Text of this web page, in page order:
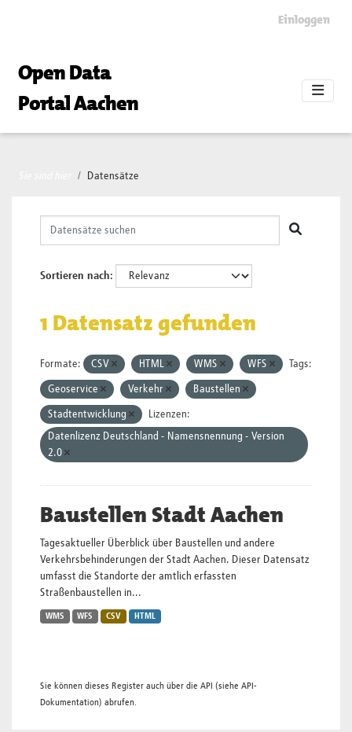
Einloggen
Open Data
Portal Aachen
Datensätze
Sortieren nach
1 Datensatz gefunden
Formate: CSV HTML WMS WFS Tags:
Geoservice Verkehr Baustellen
Stadtentwicklung
Lizenzen:
Datenlizenz Deutschland - Namensnennung - Version
2.0
Baustellen Stadt Aachen
Tagesaktueller Überblick über Baustellen und andere
Verkehrsbehinderungen der Stadt Aachen. Dieser Datensatz
umfasst die Standorte der amtlich erfassten
Straßenbaustellen in...
WMS WFS CSV HTML
Sie können dieses Register auch über die API (siehe API-
Dokumentation) abrufen.